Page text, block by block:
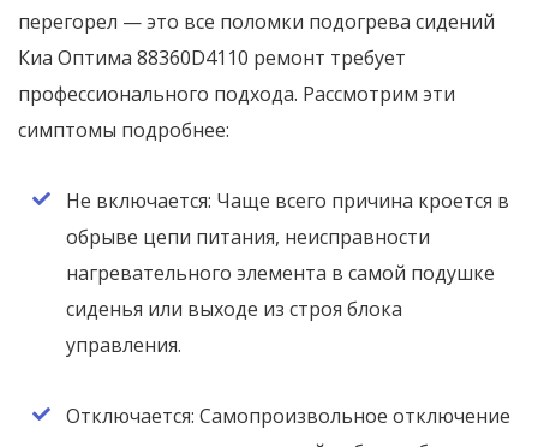
перегорел — это все поломки подогрева сидений
Киа Оптима 88360D4110 ремонт требует
профессионального подхода. Рассмотрим эти
симптомы подробнее:
Не включается: Чаще всего причина кроется в
обрыве цепи питания, неисправности
нагревательного элемента в самой подушке
сиденья или выходе из строя блока
управления.
Отключается: Самопроизвольное отключение